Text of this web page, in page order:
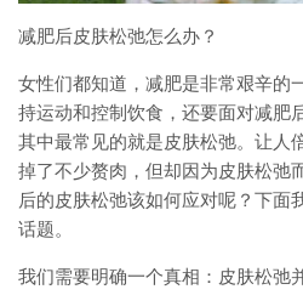
减肥后皮肤松弛怎么办？
女性们都知道，减肥是非常艰辛的
持运动和控制饮食，还要面对减肥
其中最常见的就是皮肤松弛。让人
掉了不少赘肉，但却因为皮肤松弛
后的皮肤松弛该如何应对呢？下面
话题。
我们需要明确一个真相：皮肤松弛